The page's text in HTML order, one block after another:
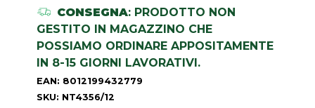
CONSEGNA: PRODOTTO NON
GESTITO IN MAGAZZINO CHE
POSSIAMO ORDINARE APPOSITAMENTE
IN 8-15 GIORNI LAVORATIVI.
EAN: 8012199432779
SKU: NT4356/12